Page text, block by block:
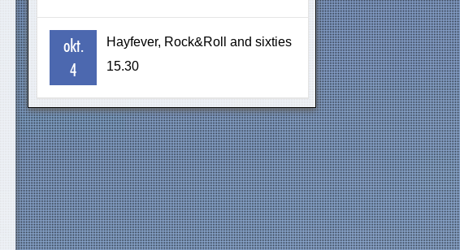
okt.
4
Hayfever, Rock&Roll and sixties
15.30